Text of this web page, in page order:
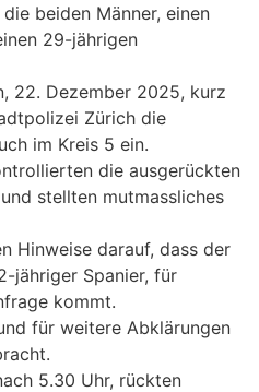
beiden Männer, einen
29-jährigen
22. Dezember 2025, kurz
Zürich die
im Kreis 5 ein.
die ausgerückten
stellten mutmassliches
Hinweise darauf, dass der
jähriger Spanier, für
kommt.
für weitere Abklärungen
5.30 Uhr, rückten